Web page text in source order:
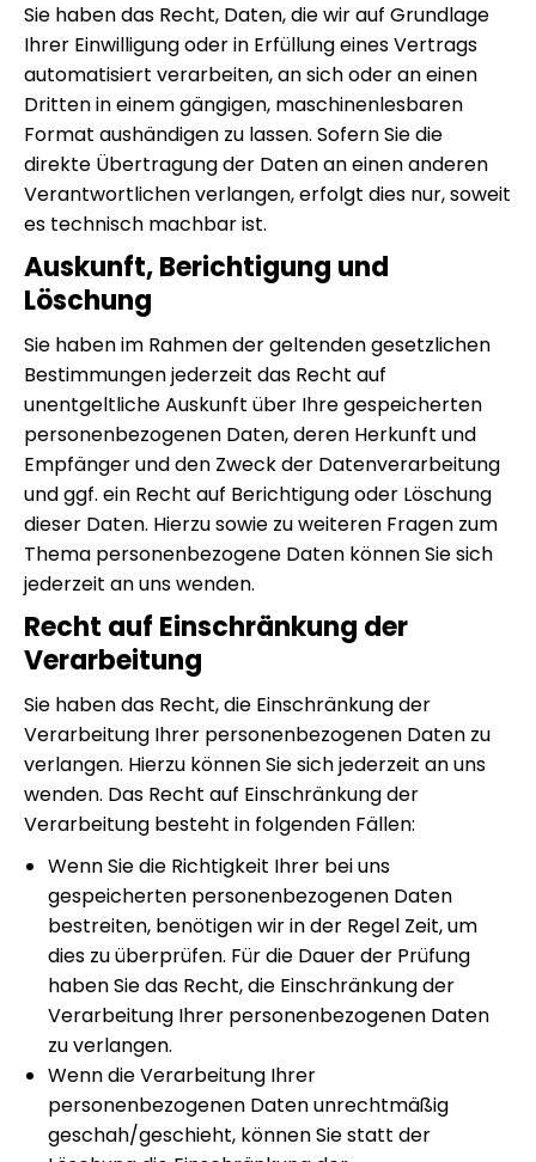
Sie haben das Recht, Daten, die wir auf Grundlage
Ihrer Einwilligung oder in Erfüllung eines Vertrags
automatisiert verarbeiten, an sich oder an einen
Dritten in einem gängigen, maschinenlesbaren
Format aushändigen zu lassen. Sofern Sie die
direkte Übertragung der Daten an einen anderen
Verantwortlichen verlangen, erfolgt dies nur, soweit
es technisch machbar ist.
Auskunft, Berichtigung und
Löschung
Sie haben im Rahmen der geltenden gesetzlichen
Bestimmungen jederzeit das Recht auf
unentgeltliche Auskunft über Ihre gespeicherten
personenbezogenen Daten, deren Herkunft und
Empfänger und den Zweck der Datenverarbeitung
und ggf. ein Recht auf Berichtigung oder Löschung
dieser Daten. Hierzu sowie zu weiteren Fragen zum
Thema personenbezogene Daten können Sie sich
jederzeit an uns wenden.
Recht auf Einschränkung der
Verarbeitung
Sie haben das Recht, die Einschränkung der
Verarbeitung Ihrer personenbezogenen Daten zu
verlangen. Hierzu können Sie sich jederzeit an uns
wenden. Das Recht auf Einschränkung der
Verarbeitung besteht in folgenden Fällen:
Wenn Sie die Richtigkeit Ihrer bei uns
gespeicherten personenbezogenen Daten
bestreiten, benötigen wir in der Regel Zeit, um
dies zu überprüfen. Für die Dauer der Prüfung
haben Sie das Recht, die Einschränkung der
Verarbeitung Ihrer personenbezogenen Daten
zu verlangen.
Wenn die Verarbeitung Ihrer
personenbezogenen Daten unrechtmäßig
geschah/geschieht, können Sie statt der